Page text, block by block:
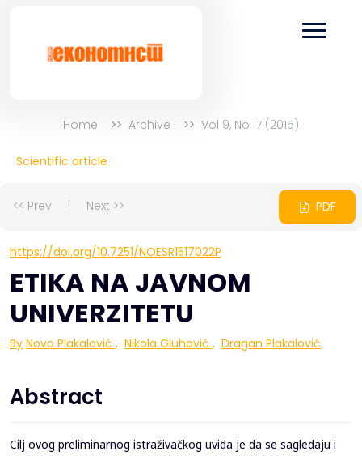
Home Archive Vol 9, No 17 (2015)
Scientific article
<< Prev Next >> PDF
https://doi.org/10.7251/NOESR1517022P
ETIKA NA JAVNOM
UNIVERZITETU
By Novo Plakalović , Nikola Gluhović , Dragan Plakalović
Abstract
Cilj ovog preliminarnog istraživačkog uvida je da se sagledaju i